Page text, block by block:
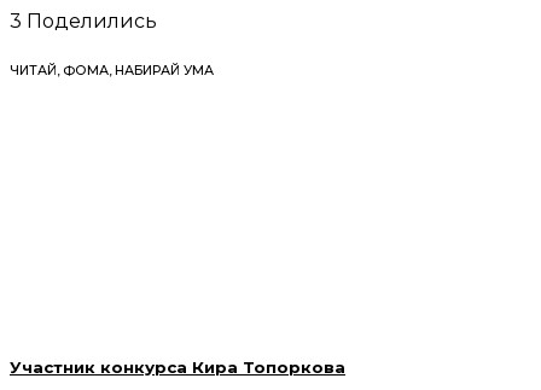
3 Поделились
ЧИТАЙ, ФОМА, НАБИРАЙ УМА
Участник конкурса Кира Топоркова